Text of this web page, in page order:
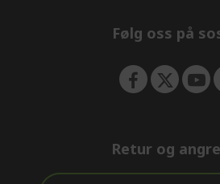
Følg oss på
Retur og